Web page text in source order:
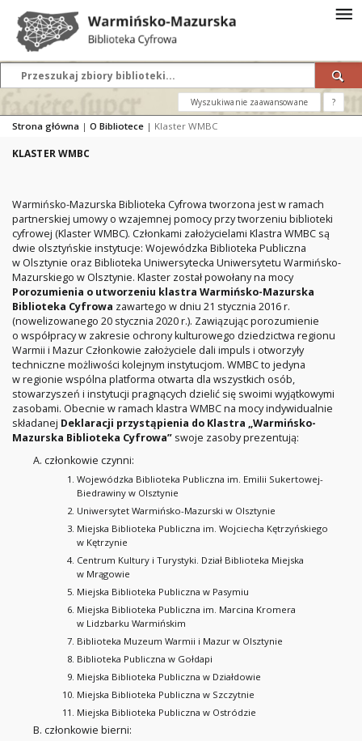
Wyszukiwanie zaawansowane ?
Strona główna | O Bibliotece | Klaster WMBC
KLASTER WMBC
Warmińsko-Mazurska Biblioteka Cyfrowa tworzona jest w ramach
partnerskiej umowy o wzajemnej pomocy przy tworzeniu biblioteki
cyfrowej (Klaster WMBC). Członkami założycielami Klastra WMBC są
dwie olsztyńskie instytucje: Wojewódzka Biblioteka Publiczna
w Olsztynie oraz Biblioteka Uniwersytecka Uniwersytetu Warmińsko-
Mazurskiego w Olsztynie. Klaster został powołany na mocy
Porozumienia o utworzeniu klastra Warmińsko-Mazurska
Biblioteka Cyfrowa zawartego w dniu 21 stycznia 2016 r.
(nowelizowanego 20 stycznia 2020 r.). Zawiązując porozumienie
o współpracy w zakresie ochrony kulturowego dziedzictwa regionu
Warmii i Mazur Członkowie założyciele dali impuls i otworzyły
techniczne możliwości kolejnym instytucjom. WMBC to jedyna
w regionie wspólna platforma otwarta dla wszystkich osób,
stowarzyszeń i instytucji pragnących dzielić się swoimi wyjątkowymi
zasobami. Obecnie w ramach klastra WMBC na mocy indywidualnie
składanej Deklaracji przystąpienia do Klastra „Warmińsko-
Mazurska Biblioteka Cyfrowa” swoje zasoby prezentują:
członkowie czynni:
Wojewódzka Biblioteka Publiczna im. Emilii Sukertowej-
Biedrawiny w Olsztynie
Uniwersytet Warmińsko-Mazurski w Olsztynie
Miejska Biblioteka Publiczna im. Wojciecha Kętrzyńskiego
w Kętrzynie
Centrum Kultury i Turystyki. Dział Biblioteka Miejska
w Mrągowie
Miejska Biblioteka Publiczna w Pasymiu
Miejska Biblioteka Publiczna im. Marcina Kromera
w Lidzbarku Warmińskim
Biblioteka Muzeum Warmii i Mazur w Olsztynie
Biblioteka Publiczna w Gołdapi
Miejska Biblioteka Publiczna w Działdowie
Miejska Biblioteka Publiczna w Szczytnie
Miejska Biblioteka Publiczna w Ostródzie
członkowie bierni: